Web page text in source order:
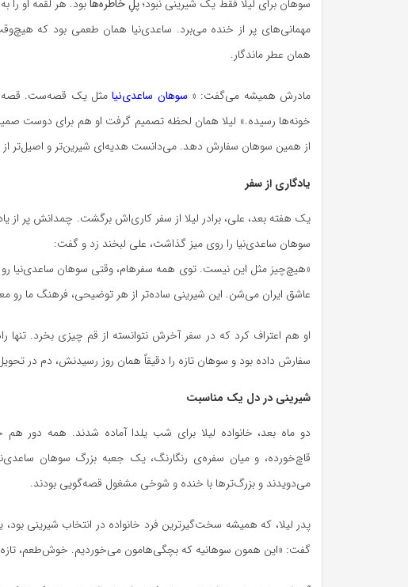
سوهان برای لیلا فقط یک شیرینی نبود؛پلِ خاطره‌هابود. هر لقمه او
مهمانی‌های پر از خنده می‌برد. ساعدی‌نیا همان طعمی بود که
همان عطر ماندگار.
مادرش همیشه می‌گفت: « سوهان ساعدی‌نیامثل یک قصه‌ست.
خونه‌ها رسیده.» لیلا همان لحظه تصمیم گرفت او هم برای دوست
از همین سوهان سفارش دهد. می‌دانست هدیه‌ای شیرین‌تر و اصیل‌تر از
یادگاری از سفر
یک هفته بعد، علی، برادر لیلا از سفر کاری‌اش برگشت. چمدانش پر از
سوهان ساعدی‌نیا را روی میز گذاشت، علی لبخند زد و گفت:
«هیچ‌چیز مثل این نیست. توی همه سفرهام، وقتی سوهان ساعدی‌نیا رو
عاشق ایران می‌شن. این شیرینی ساده‌تر از هر توضیحی، فرهنگ ما رو
او هم اعتراف کرد که در سفر آخرش نتوانسته از قم چیزی بخرد.
سفارش داده بود و سوهان تازه را دقیقاً همان روز رسیدنش، دم در
شیرینی در دل یک مناسبت
دو ماه بعد، خانواده لیلا برای شب یلدا آماده شدند. همه دور هم
قاچ‌خورده، و میان سفره‌ی رنگارنگ، یک جعبه بزرگ سوهان
می‌دویدند و بزرگ‌ترها با خنده و شوخی مشغول قصه‌گویی بودند.
پدر لیلا، که همیشه سخت‌گیرترین فرد خانواده در انتخاب شیرینی
گفت: «این همون سوهانیه که بچگی‌هامون می‌خوردیم. خوش‌طعم، تازه